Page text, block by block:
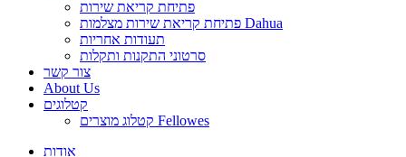
פתיחת קריאת שירות
פתיחת קריאת שירות מצלמות Dahua
תעודות אחריות
סרטוני התקנות ותקלות
צור קשר
About Us
קטלוגים
קטלוג מוצרים Fellowes
אודות